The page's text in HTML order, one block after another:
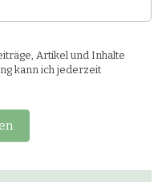
Artikel und Inhalte
kann ich jederzeit